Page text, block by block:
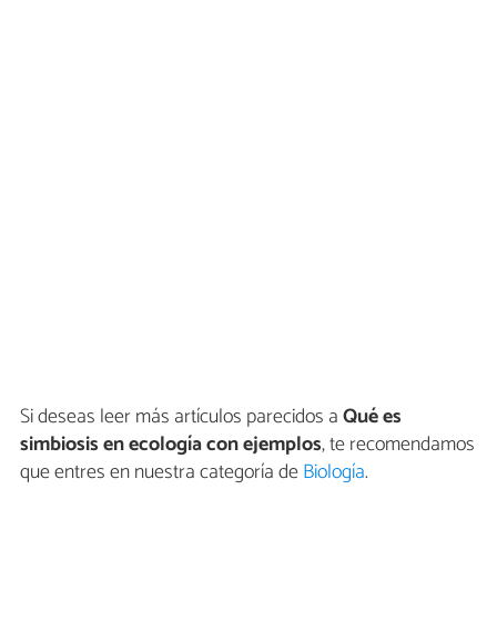
Si deseas leer más artículos parecidos aQué es
simbiosis en ecología con ejemplos, te recomendamos
que entres en nuestra categoría deBiología.